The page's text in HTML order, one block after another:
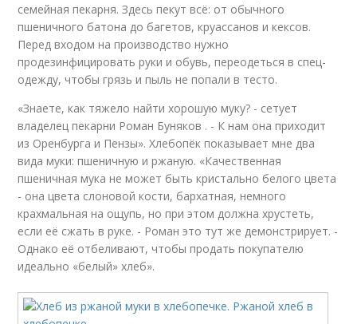
семейная пекарня. Здесь пекут всё: от обычного
пшеничного батона до багетов, круассанов и кексов.
Перед входом на производство нужно
продезинфицировать руки и обувь, переодеться в спец­
одежду, чтобы грязь и пыль не попали в тесто.
«Знаете, как тяжело найти хорошую муку? - сетует
владелец пекарни Роман Буняков . - К нам она приходит
из Оренбурга и Пензы». Хлебопёк показывает мне два
вида муки: пшеничную и ржаную. «Качественная
пшеничная мука не может быть кристально белого цвета
- она цвета слоновой кости, бархатная, немного
крахмальная на ощупь, но при этом должна хрустеть,
если её сжать в руке. - Роман это тут же демонстрирует. -
Однако её отбеливают, чтобы продать покупателю
идеально «белый» хлеб».